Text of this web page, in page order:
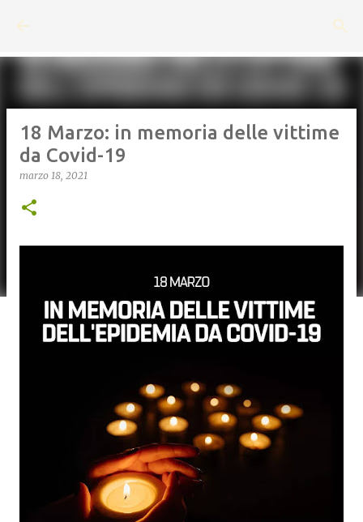
18 Marzo: in memoria delle vittime
da Covid-19
marzo 18, 2021